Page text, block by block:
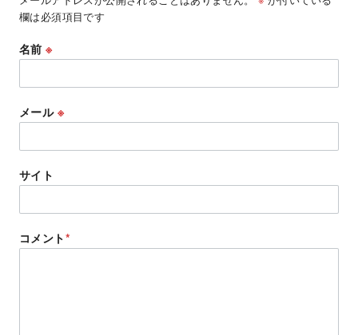
欄は必須項目です
名前※
メール ※
サイト
コメント*